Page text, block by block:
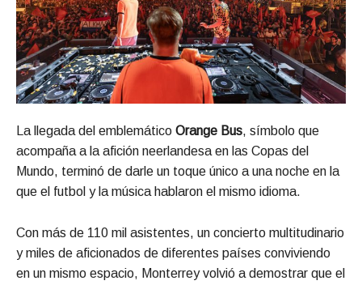
La llegada del emblemático Orange Bus, símbolo que
acompaña a la afición neerlandesa en las Copas del
Mundo, terminó de darle un toque único a una noche en la
que el futbol y la música hablaron el mismo idioma.
Con más de 110 mil asistentes, un concierto multitudinario
y miles de aficionados de diferentes países conviviendo
en un mismo espacio, Monterrey volvió a demostrar que el